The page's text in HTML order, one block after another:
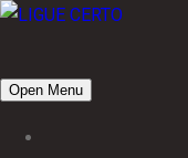
Open Menu